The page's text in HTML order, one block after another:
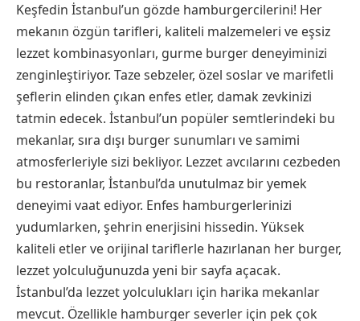
Keşfedin İstanbul’un gözde hamburgercilerini! Her
mekanın özgün tarifleri, kaliteli malzemeleri ve eşsiz
lezzet kombinasyonları, gurme burger deneyiminizi
zenginleştiriyor. Taze sebzeler, özel soslar ve marifetli
şeflerin elinden çıkan enfes etler, damak zevkinizi
tatmin edecek. İstanbul’un popüler semtlerindeki bu
mekanlar, sıra dışı burger sunumları ve samimi
atmosferleriyle sizi bekliyor. Lezzet avcılarını cezbeden
bu restoranlar, İstanbul’da unutulmaz bir yemek
deneyimi vaat ediyor. Enfes hamburgerlerinizi
yudumlarken, şehrin enerjisini hissedin. Yüksek
kaliteli etler ve orijinal tariflerle hazırlanan her burger,
lezzet yolculuğunuzda yeni bir sayfa açacak.
İstanbul’da lezzet yolculukları için harika mekanlar
mevcut. Özellikle hamburger severler için pek çok